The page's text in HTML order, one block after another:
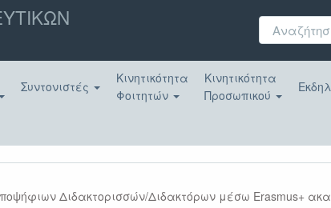
Αναζήτηση
Συντονιστές
Κινητικότητα
Φοιτητών
Κινητικότητα
Προσωπικού
Διδακτορισσών/Διδακτόρων μέσω Erasmus+